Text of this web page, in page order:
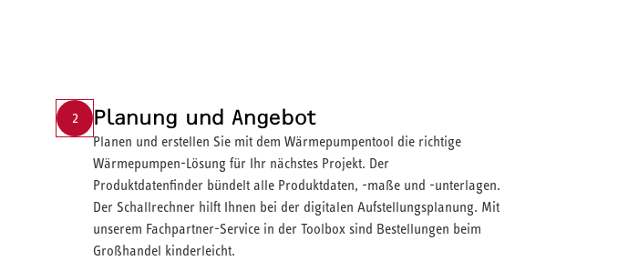
2 Planung und Angebot
Planen und erstellen Sie mit dem Wärmepumpentool die richtige
Wärmepumpen-Lösung für Ihr nächstes Projekt. Der
Produktdatenfinder bündelt alle Produktdaten, -maße und -unterlagen.
Der Schallrechner hilft Ihnen bei der digitalen Aufstellungsplanung. Mit
unserem Fachpartner-Service in der Toolbox sind Bestellungen beim
Großhandel kinderleicht.